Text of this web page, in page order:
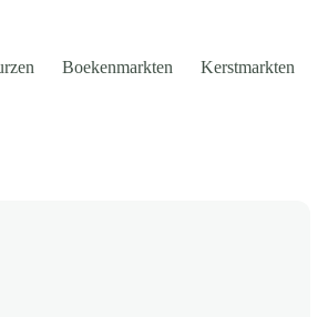
Boekenmarkten Kerstmarkten